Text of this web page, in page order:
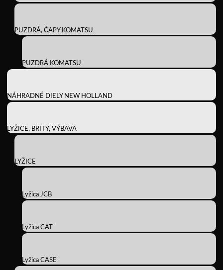
PUZDRÁ, ČAPY KOMATSU
PUZDRÁ KOMATSU
NÁHRADNÉ DIELY NEW HOLLAND
LYŽICE, BRITY, VÝBAVA
LYŽICE
Lyžica JCB
Lyžica CAT
Lyžica CASE